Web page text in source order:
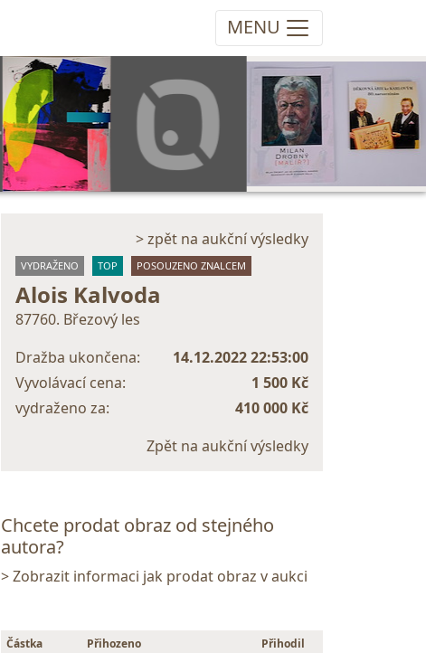
MENU
> zpět na aukční výsledky
VYDRAŽENO TOP POSOUZENO ZNALCEM
Alois Kalvoda
87760. Březový les
Dražba ukončena:
14.12.2022 22:53:00
Vyvolávací cena:
1 500 Kč
vydraženo za:
410 000 Kč
Zpět na aukční výsledky
Chcete prodat obraz od stejného
autora?
> Zobrazit informaci jak prodat obraz v aukci
Částka Přihozeno
Přihodil